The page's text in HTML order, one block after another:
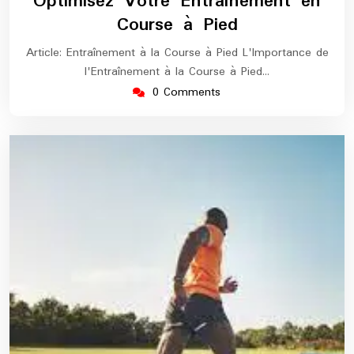
2024
Course à Pied
Article: Entraînement à la Course à Pied L'Importance de
l'Entraînement à la Course à Pied…
0 Comments